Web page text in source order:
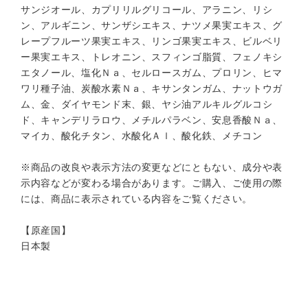
サンジオール、カプリリルグリコール、アラニン、リシ
ン、アルギニン、サンザシエキス、ナツメ果実エキス、グ
レープフルーツ果実エキス、リンゴ果実エキス、ビルベリ
ー果実エキス、トレオニン、スフィンゴ脂質、フェノキシ
エタノール、塩化Ｎａ、セルロースガム、プロリン、ヒマ
ワリ種子油、炭酸水素Ｎａ、キサンタンガム、ナットウガ
ム、金、ダイヤモンド末、銀、ヤシ油アルキルグルコシ
ド、キャンデリラロウ、メチルパラベン、安息香酸Ｎａ、
マイカ、酸化チタン、水酸化Ａｌ、酸化鉄、メチコン
※商品の改良や表示方法の変更などにともない、成分や表
示内容などが変わる場合があります。ご購入、ご使用の際
には、商品に表示されている内容をご覧ください。
【原産国】
日本製